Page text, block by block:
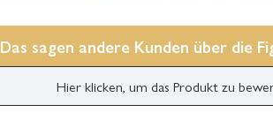
Das sagen andere Kunden über die
Hier klicken, um das Produkt zu